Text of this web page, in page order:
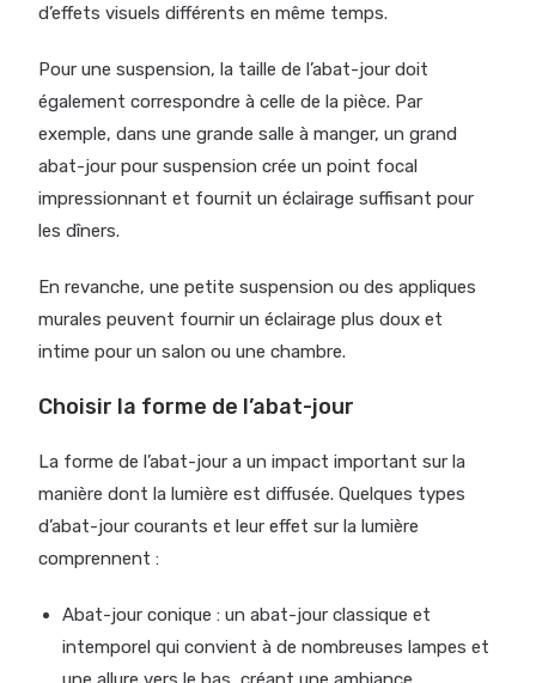
d’effets visuels différents en même temps.
Pour une suspension, la taille de l’abat-jour doit
également correspondre à celle de la pièce. Par
exemple, dans une grande salle à manger, un grand
abat-jour pour suspension crée un point focal
impressionnant et fournit un éclairage suffisant pour
les dîners.
En revanche, une petite suspension ou des appliques
murales peuvent fournir un éclairage plus doux et
intime pour un salon ou une chambre.
Choisir la forme de l’abat-jour
La forme de l’abat-jour a un impact important sur la
manière dont la lumière est diffusée. Quelques types
d’abat-jour courants et leur effet sur la lumière
comprennent :
Abat-jour conique : un abat-jour classique et
intemporel qui convient à de nombreuses lampes et